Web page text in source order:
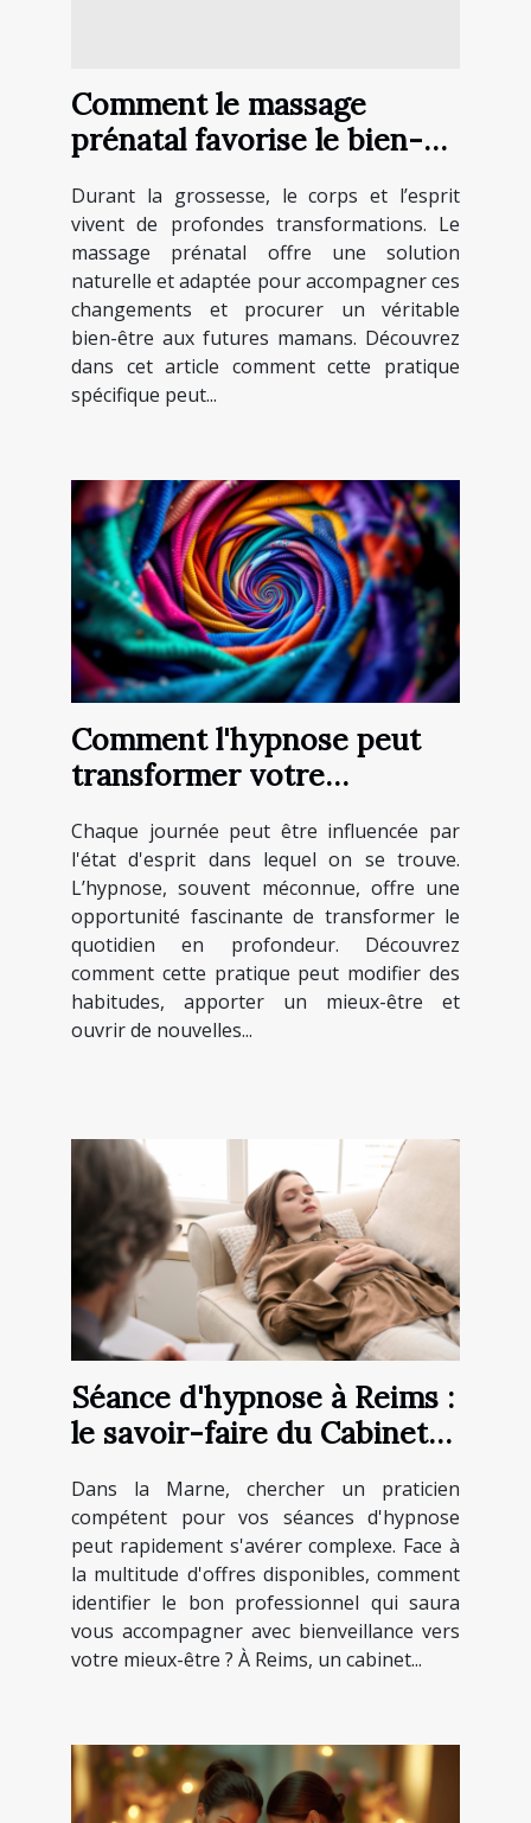
Comment le massage
prénatal favorise le bien-
Durant la grossesse, le corps et l’esprit
vivent de profondes transformations. Le
massage prénatal offre une solution
naturelle et adaptée pour accompagner ces
changements et procurer un véritable
bien-être aux futures mamans. Découvrez
dans cet article comment cette pratique
spécifique peut...
Comment l'hypnose peut
transformer votre
Chaque journée peut être influencée par
l'état d'esprit dans lequel on se trouve.
L’hypnose, souvent méconnue, offre une
opportunité fascinante de transformer le
quotidien en profondeur. Découvrez
comment cette pratique peut modifier des
habitudes, apporter un mieux-être et
ouvrir de nouvelles...
Séance d'hypnose à Reims :
le savoir-faire du Cabinet
votre mieux-être
Dans la Marne, chercher un praticien
compétent pour vos séances d'hypnose
peut rapidement s'avérer complexe. Face à
la multitude d'offres disponibles, comment
identifier le bon professionnel qui saura
vous accompagner avec bienveillance vers
votre mieux-être ? À Reims, un cabinet...